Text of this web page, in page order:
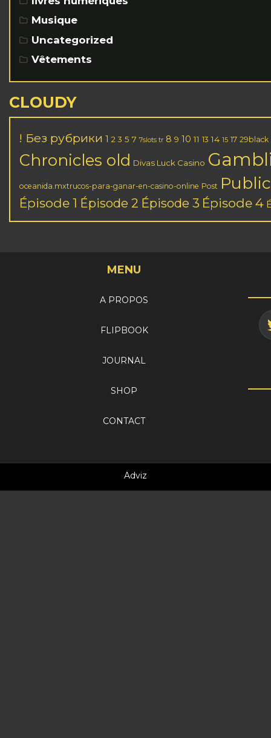
Musique
Uncategorized
Vêtements
CLOUDY
! Без рубрики 1 2 3 5 7 7slots tr 8 9 10 11 13 14 15 17 29black
Chronicles old Divas Luck Casino
oceanida.mxtrucos-para-ganar-en-casino-online Post Public
Épisode 1 Épisode 2 Épisode 3 Épisode 4
MENU
A PROPOS
FLIPBOOK
JOURNAL
SHOP
CONTACT
Adviz